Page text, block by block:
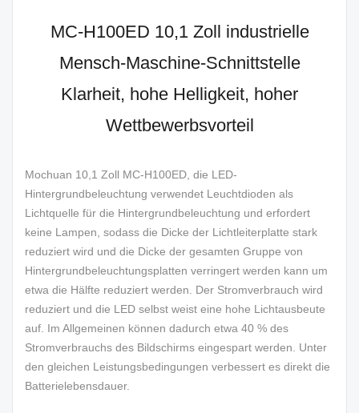
MC-H100ED 10,1 Zoll industrielle
Mensch-Maschine-Schnittstelle
Klarheit, hohe Helligkeit, hoher
Wettbewerbsvorteil
Mochuan 10,1 Zoll MC-H100ED, die LED-
Hintergrundbeleuchtung verwendet Leuchtdioden als
Lichtquelle für die Hintergrundbeleuchtung und erfordert
keine Lampen, sodass die Dicke der Lichtleiterplatte stark
reduziert wird und die Dicke der gesamten Gruppe von
Hintergrundbeleuchtungsplatten verringert werden kann um
etwa die Hälfte reduziert werden. Der Stromverbrauch wird
reduziert und die LED selbst weist eine hohe Lichtausbeute
auf. Im Allgemeinen können dadurch etwa 40 % des
Stromverbrauchs des Bildschirms eingespart werden. Unter
den gleichen Leistungsbedingungen verbessert es direkt die
Batterielebensdauer.